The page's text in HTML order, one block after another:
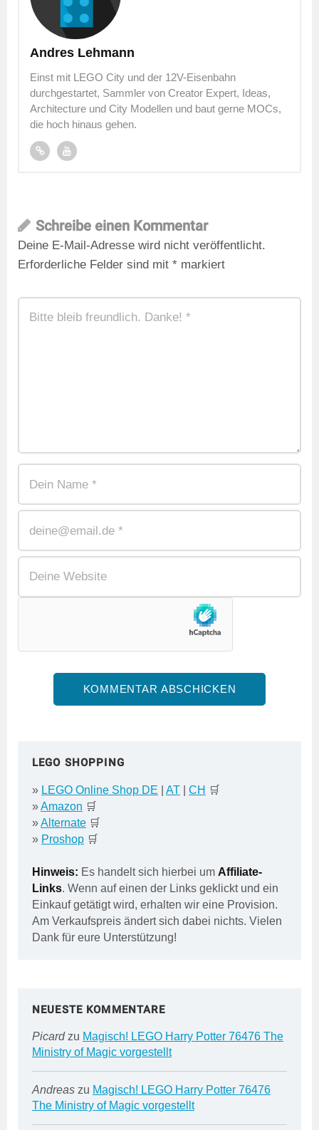
Andres Lehmann
Einst mit LEGO City und der 12V-Eisenbahn
durchgestartet, Sammler von Creator Expert, Ideas,
Architecture und City Modellen und baut gerne MOCs,
die hoch hinaus gehen.
Schreibe einen Kommentar
Deine E-Mail-Adresse wird nicht veröffentlicht.
Erforderliche Felder sind mit * markiert
LEGO SHOPPING
» LEGO Online Shop DE AT CH 🛒
»Amazon 🛒
»Alternate 🛒
» Proshop 🛒
Hinweis: Es handelt sich hierbei um Affiliate-
Links. Wenn auf einen der Links geklickt und ein
Einkauf getätigt wird, erhalten wir eine Provision.
Am Verkaufspreis ändert sich dabei nichts. Vielen
Dank für eure Unterstützung!
NEUESTE KOMMENTARE
Picardzu Magisch! LEGO Harry Potter 76476 The
Ministry of Magic vorgestellt
Andreas zu Magisch! LEGO Harry Potter 76476
The Ministry of Magic vorgestellt